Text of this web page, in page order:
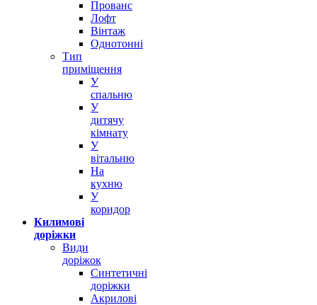
Прованс
Лофт
Вінтаж
Однотонні
Тип
приміщення
У
спальню
У
дитячу
кімнату
У
вітальню
На
кухню
У
коридор
Килимові
доріжки
Види
доріжок
Синтетичні
доріжки
Акрилові